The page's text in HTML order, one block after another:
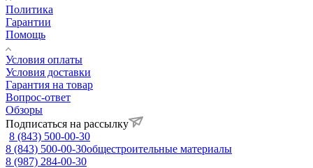
Политика
Гарантии
Помощь
Условия оплаты
Условия доставки
Гарантия на товар
Вопрос-ответ
Обзоры
Подписаться на рассылку
8 (843) 500-00-30
8 (843) 500-00-30общестроительные материалы
8 (987) 284-00-30